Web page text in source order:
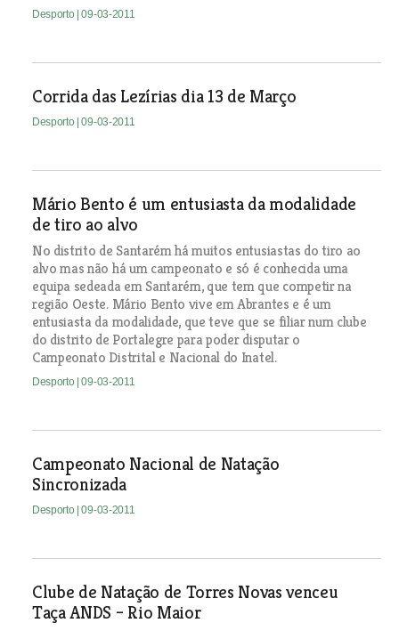
Desporto | 09-03-2011
Corrida das Lezírias dia 13 de Março
Desporto | 09-03-2011
Mário Bento é um entusiasta da modalidade
de tiro ao alvo
No distrito de Santarém há muitos entusiastas do tiro ao
alvo mas não há um campeonato e só é conhecida uma
equipa sedeada em Santarém, que tem que competir na
região Oeste. Mário Bento vive em Abrantes e é um
entusiasta da modalidade, que teve que se filiar num clube
do distrito de Portalegre para poder disputar o
Campeonato Distrital e Nacional do Inatel.
Desporto | 09-03-2011
Campeonato Nacional de Natação
Sincronizada
Desporto | 09-03-2011
Clube de Natação de Torres Novas venceu
Taça ANDS – Rio Maior